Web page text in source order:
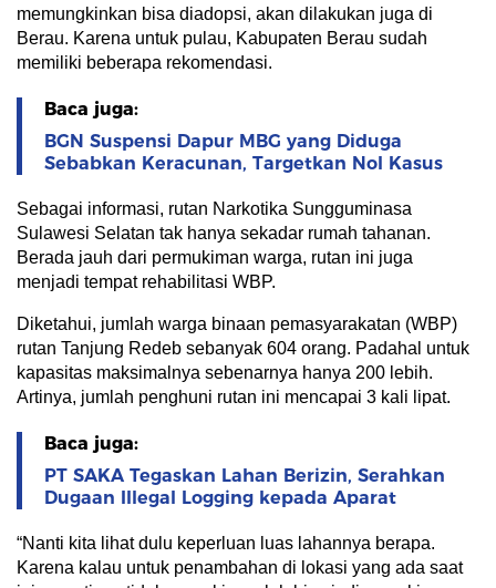
memungkinkan bisa diadopsi, akan dilakukan juga di
Berau. Karena untuk pulau, Kabupaten Berau sudah
memiliki beberapa rekomendasi.
Baca juga:
BGN Suspensi Dapur MBG yang Diduga
Sebabkan Keracunan, Targetkan Nol Kasus
Sebagai informasi, rutan Narkotika Sungguminasa
Sulawesi Selatan tak hanya sekadar rumah tahanan.
Berada jauh dari permukiman warga, rutan ini juga
menjadi tempat rehabilitasi WBP.
Diketahui, jumlah warga binaan pemasyarakatan (WBP)
rutan Tanjung Redeb sebanyak 604 orang. Padahal untuk
kapasitas maksimalnya sebenarnya hanya 200 lebih.
Artinya, jumlah penghuni rutan ini mencapai 3 kali lipat.
Baca juga:
PT SAKA Tegaskan Lahan Berizin, Serahkan
Dugaan Illegal Logging kepada Aparat
“Nanti kita lihat dulu keperluan luas lahannya berapa.
Karena kalau untuk penambahan di lokasi yang ada saat